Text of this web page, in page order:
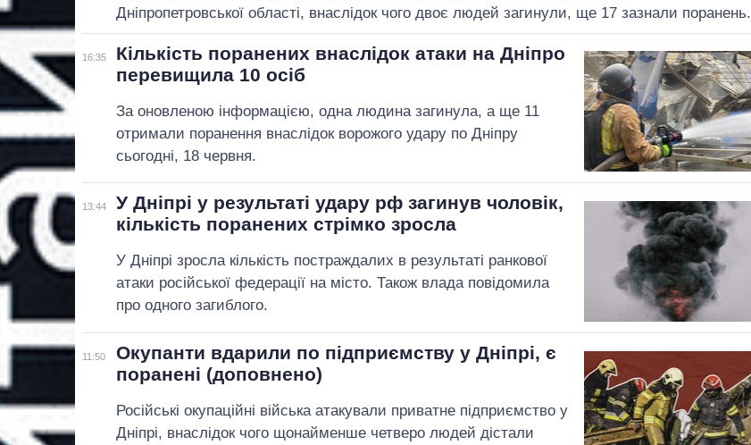
Дніпропетровської області, внаслідок чого двоє людей загинули, ще 17 зазнали поранень.
16:35
Кількість поранених внаслідок атаки на Дніпро
перевищила 10 осіб
За оновленою інформацією, одна людина загинула, а ще 11
отримали поранення внаслідок ворожого удару по Дніпру
сьогодні, 18 червня.
13:44
У Дніпрі у результаті удару рф загинув чоловік,
кількість поранених стрімко зросла
У Дніпрі зросла кількість постраждалих в результаті ранкової
атаки російської федерації на місто. Також влада повідомила
про одного загиблого.
11:50
Окупанти вдарили по підприємству у Дніпрі, є
поранені (доповнено)
Російські окупаційні війська атакували приватне підприємство у
Дніпрі, внаслідок чого щонайменше четверо людей дістали